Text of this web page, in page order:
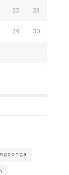
22 23
29 30